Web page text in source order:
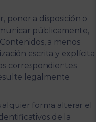
poner a disposición o
públicamente,
a menos
escrita y explícita
correspondientes
legalmente
forma alterar el
de la